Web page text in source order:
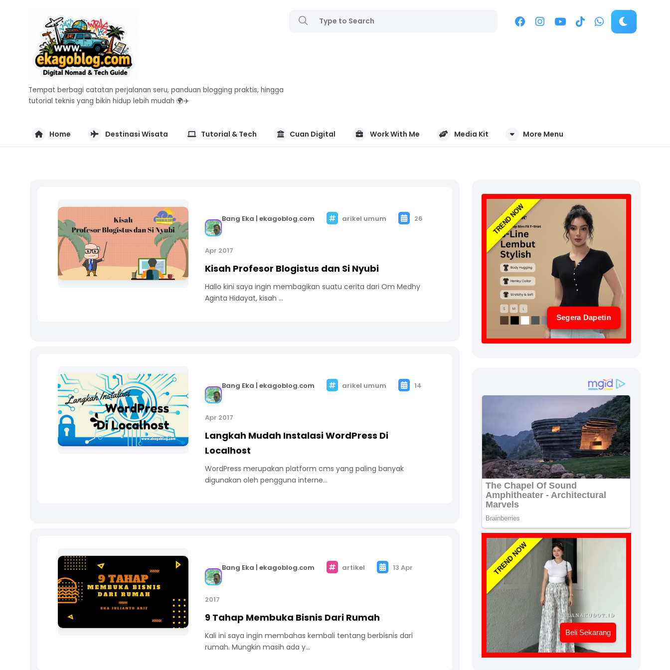
Tempat berbagi catatan perjalanan seru, panduan blogging praktis, hingga
tutorial teknis yang bikin hidup lebih mudah 🌍✈️
Home Destinasi Wisata Tutorial & Tech Cuan Digital Work With Me Media Kit More Menu
Bang Eka | ekagoblog.com arikel umum 26
Apr 2017
Kisah Profesor Blogistus dan Si Nyubi
Hallo kini saya ingin membagikan suatu cerita dari Om Medhy
Aginta Hidayat, kisah …
Bang Eka | ekagoblog.com arikel umum 14
Apr 2017
Langkah Mudah Instalasi WordPress Di
Localhost
WordPress merupakan platform cms yang paling banyak
digunakan oleh pengguna interne…
Bang Eka | ekagoblog.com artikel 13 Apr
2017
9 Tahap Membuka Bisnis Dari Rumah
Kali ini saya ingin membahas kembali tentang berbisnis dari
rumah. Mungkin masih ada y…
TREND NOW
Segera Dapetin
TREND NOW
Beli Sekarang